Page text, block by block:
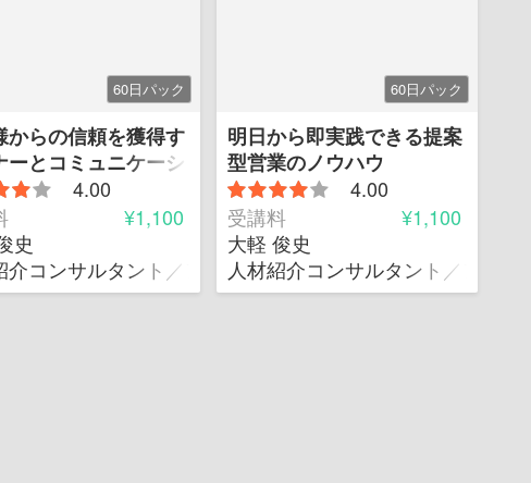
ト㈱ 代表取締役社長
60日パック
からの信頼を獲得す
ーとコミュニケーシ
4.00
¥1,100
史
介コンサルタント／アクティベイト㈱ 代表取締役社長
60日パック
明日から即実践できる提案
型営業のノウハウ
4.00
受講料
¥1,100
大軽 俊史
人材紹介コンサルタント／アク